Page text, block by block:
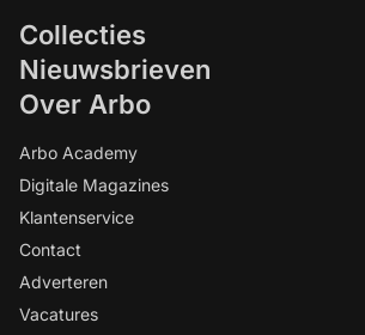
Collecties
Nieuwsbrieven
Over Arbo
Arbo Academy
Digitale Magazines
Klantenservice
Contact
Adverteren
Vacatures